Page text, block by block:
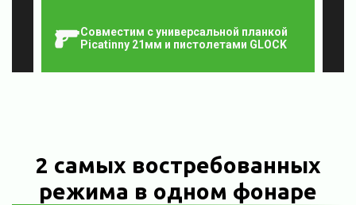
Совместим с универсальной планкой
Picatinny 21мм и пистолетами GLOCK
2 самых востребованных
режима в одном фонаре